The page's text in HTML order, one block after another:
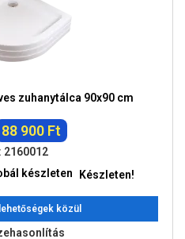
zuhanytálca 90x90 cm
88 900 Ft
2160012
Készleten!
közül